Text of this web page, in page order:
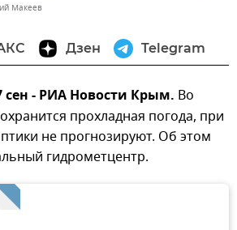
Макеев
Дзен Telegram
- РИА Новости Крым. Во
прохладная погода, при
не прогнозируют. Об этом
гидрометцентр.